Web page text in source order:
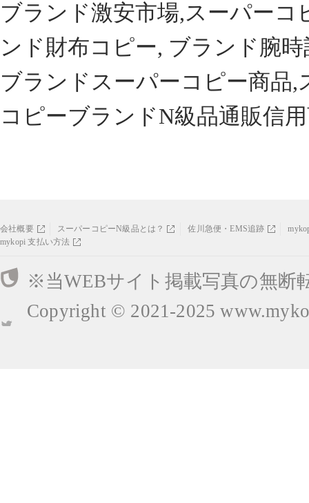
ブランド激安市場,スーパー
ンド財布コピー, ブランド腕
ブランドスーパーコピー商品
コピーブランドN級品通販信
会社概要 スーパーコピーN級品とは？ 佐川急便・EMS追跡
mykopi 支払い方法
※当WEBサイト掲載写真の無断
Copyright © 2021-2025